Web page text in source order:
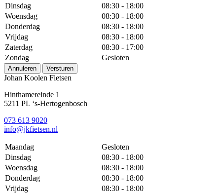
Dinsdag
08:30 - 18:00
Woensdag
08:30 - 18:00
Donderdag
08:30 - 18:00
Vrijdag
08:30 - 18:00
Zaterdag
08:30 - 17:00
Zondag
Gesloten
Annuleren Versturen
Johan Koolen Fietsen
Hinthamereinde 1
5211 PL ‘s-Hertogenbosch
073 613 9020
info@jkfietsen.nl
Maandag
Gesloten
Dinsdag
08:30 - 18:00
Woensdag
08:30 - 18:00
Donderdag
08:30 - 18:00
Vrijdag
08:30 - 18:00